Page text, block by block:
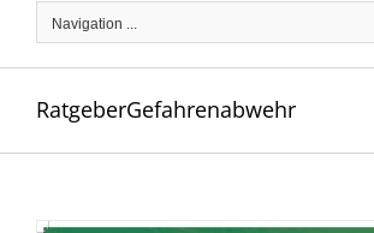
Navigation ...
RatgeberGefahrenabwehr